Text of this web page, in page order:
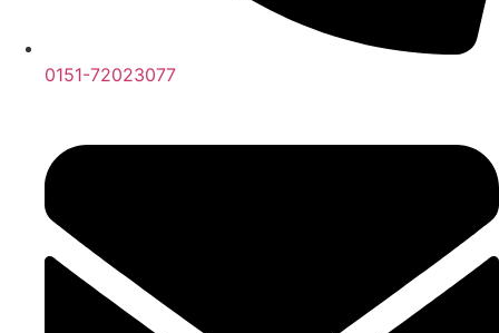
0151-72023077